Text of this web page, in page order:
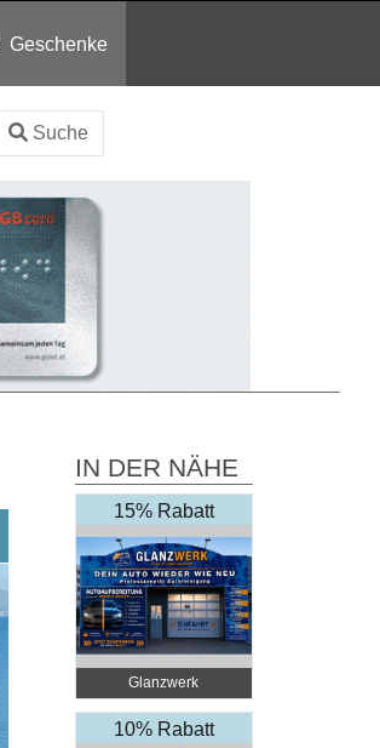
Geschenke
Suche
IN DER NÄHE
15% Rabatt
Glanzwerk
Autoreinigung
10% Rabatt